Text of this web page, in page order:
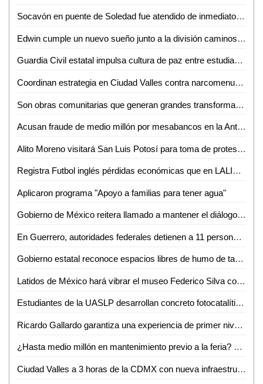
Socavón en puente de Soledad fue atendido de inmediato y no representa riesgo: SEDUVOP
Edwin cumple un nuevo sueño junto a la división caminos de la Guardia Civil estatal
Guardia Civil estatal impulsa cultura de paz entre estudiantes de la huasteca
Coordinan estrategia en Ciudad Valles contra narcomenudeo y extorsión
Son obras comunitarias que generan grandes transformaciones: presidenta Claudia Sheinbaum
Acusan fraude de medio millón por mesabancos en la Antero G. González de Valles
Alito Moreno visitará San Luis Potosí para toma de protesta de estructuras del PRI
Registra Futbol inglés pérdidas económicas que en LALIGA aseguró Javier Tebas
Aplicaron programa "Apoyo a familias para tener agua"
Gobierno de México reitera llamado a mantener el diálogo con CNTE
En Guerrero, autoridades federales detienen a 11 personas vinculadas con extorsión a prestadores de servicios turísticos
Gobierno estatal reconoce espacios libres de humo de tabaco y emisiones
Latidos de México hará vibrar el museo Federico Silva con Hunac-Ceel
Estudiantes de la UASLP desarrollan concreto fotocatalítico para reducir la contaminación del aire y mejorar la calidad del agua
Ricardo Gallardo garantiza una experiencia de primer nivel en la Fenapo 2026
¿Hasta medio millón en mantenimiento previo a la feria? FENAPO 2026 alista manita de gato
Ciudad Valles a 3 horas de la CDMX con nueva infraestructura carretera: David Medina